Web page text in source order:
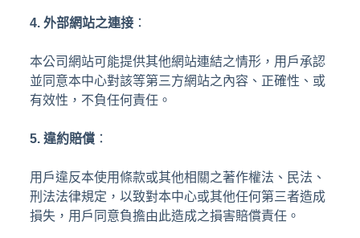
4. 外部網站之連接：
本公司網站可能提供其他網站連結之情形，用戶承認
並同意本中心對該等第三方網站之內容、正確性、或
有效性，不負任何責任。
5. 違約賠償：
用戶違反本使用條款或其他相關之著作權法、民法、
刑法法律規定，以致對本中心或其他任何第三者造成
損失，用戶同意負擔由此造成之損害賠償責任。